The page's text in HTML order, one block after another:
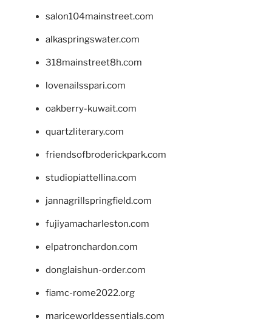
salon104mainstreet.com
alkaspringswater.com
318mainstreet8h.com
lovenailsspari.com
oakberry-kuwait.com
quartzliterary.com
friendsofbroderickpark.com
studiopiattellina.com
jannagrillspringfield.com
fujiyamacharleston.com
elpatronchardon.com
donglaishun-order.com
fiamc-rome2022.org
mariceworldessentials.com